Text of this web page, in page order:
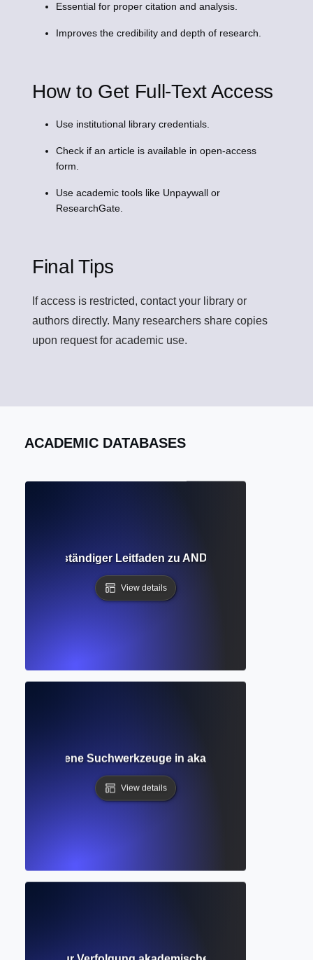
Essential for proper citation and analysis.
Improves the credibility and depth of research.
How to Get Full-Text Access
Use institutional library credentials.
Check if an article is available in open-access
form.
Use academic tools like Unpaywall or
ResearchGate.
Final Tips
If access is restricted, contact your library or
authors directly. Many researchers share copies
upon request for academic use.
ACADEMIC DATABASES
Vollständiger Leitfaden zu AND, OR und NOT für
View details
Suchwerkzeuge in akademischen
View details